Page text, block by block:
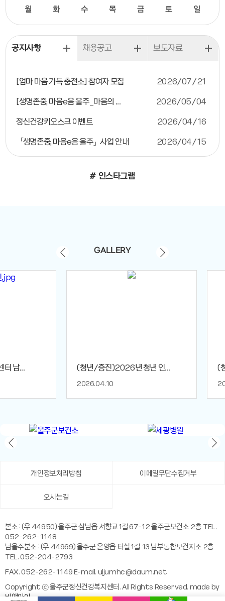
월 화 수 목 금 토 일
공지사항 채용공고 보도자료
[엄마 마음 가득 충전소] 참여자 모집
2026/07/21
[생명존중, 마음e음 울주_마음의 ...
2026/05/04
정신건강키오스크 이벤트
2026/04/16
「생명존중, 마음e음 울주」사업 안내
2026/04/15
# 인스타그램
GALLERY
터 남... (청년/증진)2026년 청년 인...
2026.04.10
(
개인정보처리방침 이메일무단수집거부
오시는길
본소 : (우 44950) 울주군 삼남읍 서향교1길 67-12 울주군보건소 2층 TEL.
052-262-1148
남울주분소 : (우 44969) 울주군 온양읍 터실1길 13 남부통합보건지소 2층
TEL. 052-204-2793
FAX. 052-262-1149 E-mail.uljumhc@daum.net
Copyright ⓒ 울주군정신건강복지센터. All Rights Reserved. made by
비앤아이